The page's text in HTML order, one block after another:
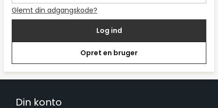
Glemt din adgangskode?
Log ind
Opret en bruger
Din konto